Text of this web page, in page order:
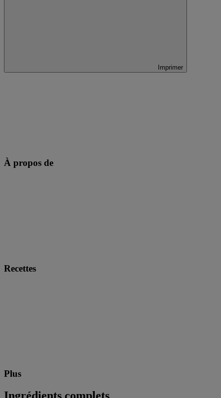
Imprimer
À propos de
Recettes
Plus